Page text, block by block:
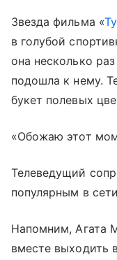
Звезда фильма «
в голубой
она несколько
подошла к нему.
букет полевых
«Обожаю этот
Телеведущий
популярным в
Напомним, Агата
вместе выходить